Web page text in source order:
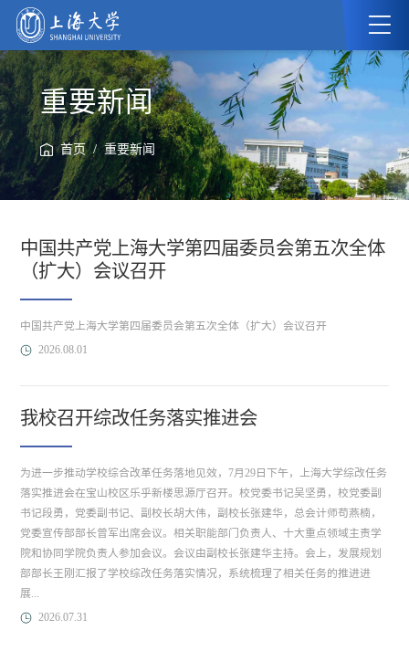
重要新闻
首页/重要新闻
中国共产党上海大学第四届委员会第五次全体
（扩大）会议召开
中国共产党上海大学第四届委员会第五次全体（扩大）会议召开
2026.08.01
我校召开综改任务落实推进会
为进一步推动学校综合改革任务落地见效，7月29日下午，上海大学综改任务
落实推进会在宝山校区乐乎新楼思源厅召开。校党委书记吴坚勇，校党委副
书记段勇，党委副书记、副校长胡大伟，副校长张建华，总会计师苟燕楠，
党委宣传部部长曾军出席会议。相关职能部门负责人、十大重点领域主责学
院和协同学院负责人参加会议。会议由副校长张建华主持。会上，发展规划
部部长王刚汇报了学校综改任务落实情况，系统梳理了相关任务的推进进
展...
2026.07.31